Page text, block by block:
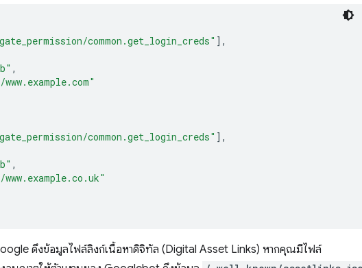
common.get_login_creds" ],
,
common.get_login_creds" ],
,
ดึงข้อมูลไฟล์ลิงก์เนื้อหาดิจิทัล (Digital Asset Links) หากคุณมีไฟล์